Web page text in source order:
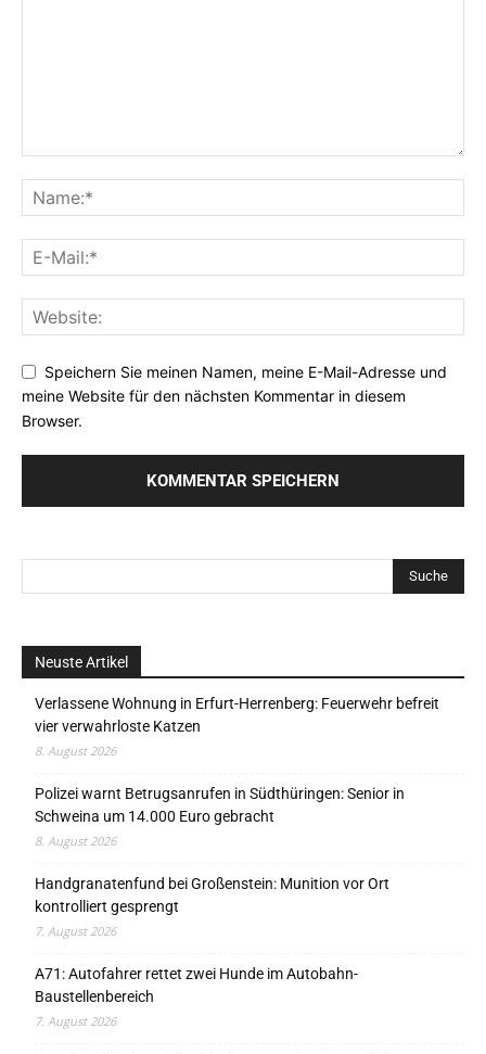
Speichern Sie meinen Namen, meine E-Mail-Adresse und
meine Website für den nächsten Kommentar in diesem
Browser.
Neuste Artikel
Verlassene Wohnung in Erfurt-Herrenberg: Feuerwehr befreit
vier verwahrloste Katzen
8. August 2026
Polizei warnt Betrugsanrufen in Südthüringen: Senior in
Schweina um 14.000 Euro gebracht
8. August 2026
Handgranatenfund bei Großenstein: Munition vor Ort
kontrolliert gesprengt
7. August 2026
A71: Autofahrer rettet zwei Hunde im Autobahn-
Baustellenbereich
7. August 2026